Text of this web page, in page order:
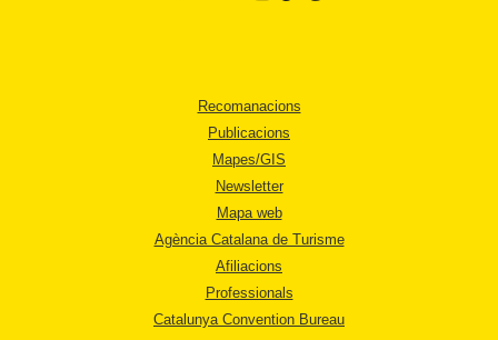
Recomanacions
Publicacions
Mapes/GIS
Newsletter
Mapa web
Agència Catalana de Turisme
Afiliacions
Professionals
Catalunya Convention Bureau